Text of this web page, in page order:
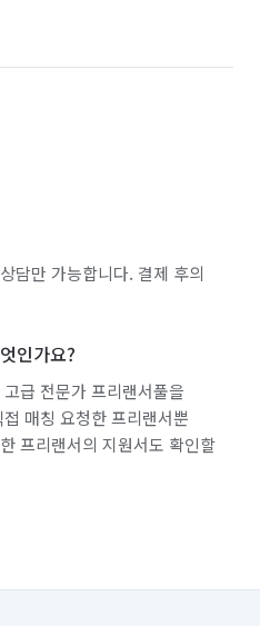
담만 가능합니다. 결제 후의
인가요?
급 전문가 프리랜서풀을
매칭 요청한 프리랜서뿐
프리랜서의 지원서도 확인할